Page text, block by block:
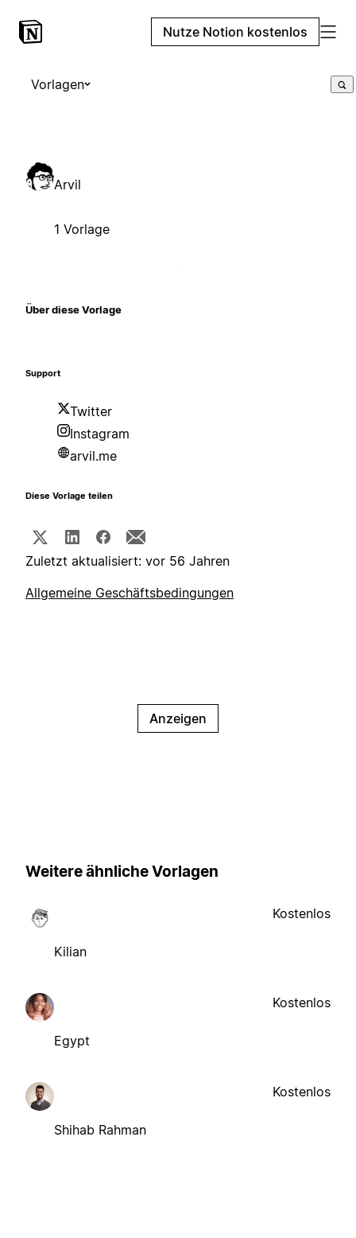
Nutze Notion kostenlos
Vorlagen
Arvil
1 Vorlage
Über diese Vorlage
Support
Twitter
Instagram
arvil.me
Diese Vorlage teilen
Zuletzt aktualisiert: vor 56 Jahren
Allgemeine Geschäftsbedingungen
Anzeigen
Weitere ähnliche Vorlagen
Kilian
Kostenlos
Egypt
Kostenlos
Shihab Rahman
Kostenlos